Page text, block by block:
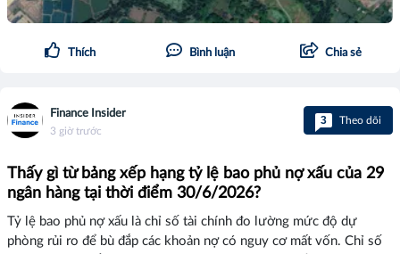
Thích Bình luận Chia sẻ
Finance Insider
3 giờ trước
3 Theo dõi
Thấy gì từ bảng xếp hạng tỷ lệ bao phủ nợ xấu của 29
ngân hàng tại thời điểm 30/6/2026?
Tỷ lệ bao phủ nợ xấu là chỉ số tài chính đo lường mức độ dự
phòng rủi ro để bù đắp các khoản nợ có nguy cơ mất vốn. Chỉ số